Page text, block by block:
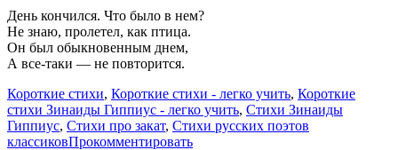
День кончился. Что было в нем?
Не знаю, пролетел, как птица.
Он был обыкновенным днем,
А все-таки — не повторится.
Короткие стихи, Короткие стихи - легко учить, Короткие
стихи Зинаиды Гиппиус - легко учить, Стихи Зинаиды
Гиппиус, Стихи про закат, Стихи русских поэтов
классиковПрокомментировать